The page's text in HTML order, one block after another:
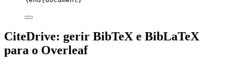
CiteDrive: gerir BibTeX e BibLaTeX
para o Overleaf